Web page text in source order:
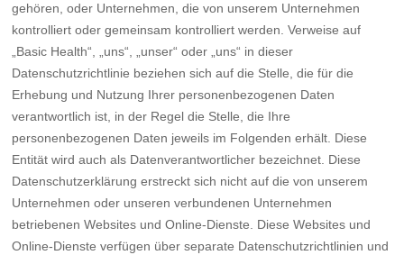
gehören, oder Unternehmen, die von unserem Unternehmen
kontrolliert oder gemeinsam kontrolliert werden. Verweise auf
„Basic Health“, „uns“, „unser“ oder „uns“ in dieser
Datenschutzrichtlinie beziehen sich auf die Stelle, die für die
Erhebung und Nutzung Ihrer personenbezogenen Daten
verantwortlich ist, in der Regel die Stelle, die Ihre
personenbezogenen Daten jeweils im Folgenden erhält. Diese
Entität wird auch als Datenverantwortlicher bezeichnet. Diese
Datenschutzerklärung erstreckt sich nicht auf die von unserem
Unternehmen oder unseren verbundenen Unternehmen
betriebenen Websites und Online-Dienste. Diese Websites und
Online-Dienste verfügen über separate Datenschutzrichtlinien und